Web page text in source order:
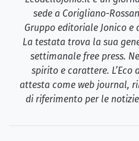
sede a Corigliano-
Gruppo editoriale Jonico e
La testata trova la sua
settimanale free press.
spirito e carattere.
attesta come web journal,
di riferimento per le